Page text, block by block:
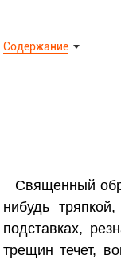
Содержание
Священный
нибудь
подставках,
трещин течет,